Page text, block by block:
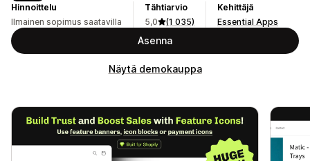
Hinnoittelu
Ilmainen sopimus saatavilla
Tähtiarvio
5,0
(1 035)
Kehittäjä
Essential Apps
Asenna
Näytä demokauppa